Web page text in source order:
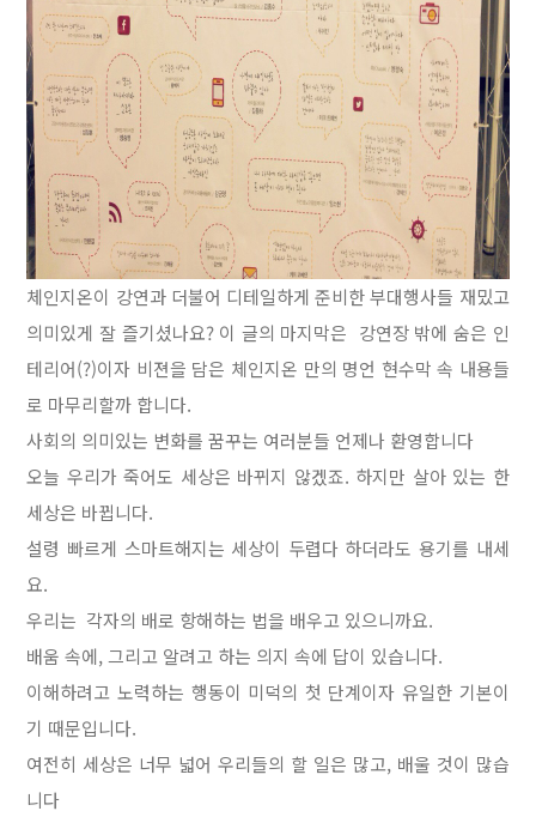
체인지온이 강연과 더불어 디테일하게 준비한 부대행사들 재밌고
의미있게 잘 즐기셨나요? 이 글의 마지막은 강연장 밖에 숨은 인
테리어(?)이자 비젼을 담은 체인지온 만의 명언 현수막 속 내용들
로 마무리할까 합니다.
사회의 의미있는 변화를 꿈꾸는 여러분들 언제나 환영합니다
오늘 우리가 죽어도 세상은 바뀌지 않겠죠. 하지만 살아 있는 한
세상은 바뀝니다.
설령 빠르게 스마트해지는 세상이 두렵다 하더라도 용기를 내세
요.
우리는 각자의 배로 항해하는 법을 배우고 있으니까요.
배움 속에, 그리고 알려고 하는 의지 속에 답이 있습니다.
이해하려고 노력하는 행동이 미덕의 첫 단계이자 유일한 기본이
기 때문입니다.
여전히 세상은 너무 넓어 우리들의 할 일은 많고, 배울 것이 많습
니다